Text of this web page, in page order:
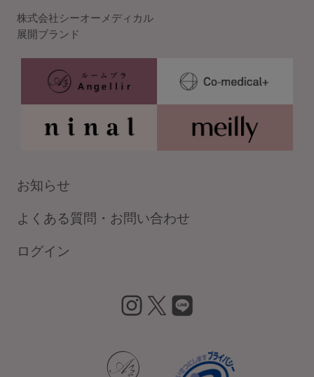
おすすめ特集
セール
BEST SELLER
ブラ交換&返品について
ルームブラ販売店一覧
株式会社シーオーメディカル
展開ブランド
お知らせ
よくある質問・お問い合わせ
ログイン
m